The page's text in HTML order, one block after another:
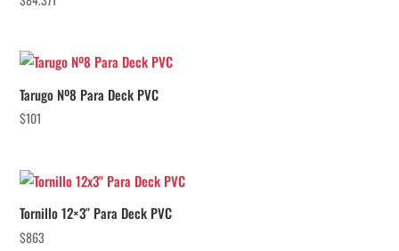
Tarugo Nº8 Para Deck PVC
$101
Tornillo 12×3″ Para Deck PVC
$863